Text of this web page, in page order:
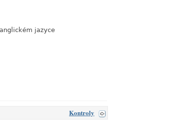
jazyce
Kontroly